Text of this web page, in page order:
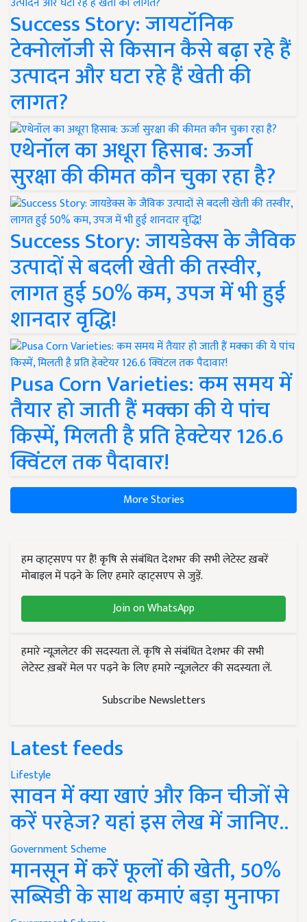
Success Story: जायटॉनिक
टेक्नोलॉजी से किसान कैसे बढ़ा रहे हैं
उत्पादन और घटा रहे हैं खेती की
लागत?
एथेनॉल का अधूरा हिसाब: ऊर्जा
सुरक्षा की कीमत कौन चुका रहा है?
Success Story: जायडेक्स के जैविक
उत्पादों से बदली खेती की तस्वीर,
लागत हुई 50% कम, उपज में भी हुई
शानदार वृद्धि!
Pusa Corn Varieties: कम समय में
तैयार हो जाती हैं मक्का की ये पांच
किस्में, मिलती है प्रति हेक्टेयर 126.6
क्विंटल तक पैदावार!
More Stories
हम व्हाट्सएप पर हैं! कृषि से संबंधित देशभर की सभी लेटेस्ट ख़बरें
मोबाइल में पढ़ने के लिए हमारे व्हाट्सएप से जुड़ें.
Join on WhatsApp
हमारे न्यूज़लेटर की सदस्यता लें. कृषि से संबंधित देशभर की सभी
लेटेस्ट ख़बरें मेल पर पढ़ने के लिए हमारे न्यूज़लेटर की सदस्यता लें.
Subscribe Newsletters
Latest feeds
Lifestyle
सावन में क्या खाएं और किन चीजों से
करें परहेज? यहां इस लेख में जानिए..
Government Scheme
मानसून में करें फूलों की खेती, 50%
सब्सिडी के साथ कमाएं बड़ा मुनाफा